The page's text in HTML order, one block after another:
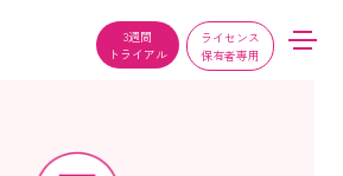
3週間
トライアル
ライセンス
保有者専用